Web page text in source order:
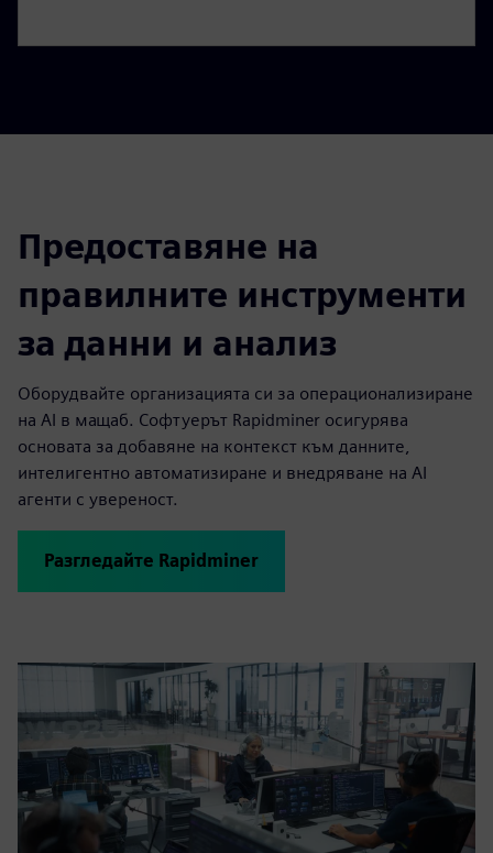
Предоставяне на
правилните инструменти
за данни и анализ
Оборудвайте организацията си за операционализиране
на AI в мащаб. Софтуерът Rapidminer осигурява
основата за добавяне на контекст към данните,
интелигентно автоматизиране и внедряване на AI
агенти с увереност.
Разгледайте Rapidminer